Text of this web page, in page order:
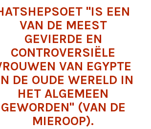
"IS EEN
VAN DE MEEST
GEVIERDE EN
CONTROVERSIËLE
VAN EGYPTE
DE OUDE WERELD IN
HET ALGEMEEN
GEWORDEN" (VAN DE
MIEROOP).